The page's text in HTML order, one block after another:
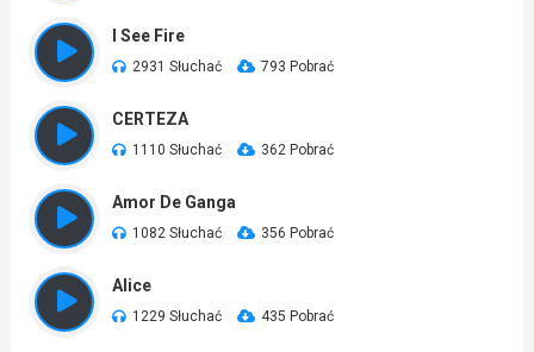
I See Fire
2931 Słuchać 793 Pobrać
CERTEZA
1110 Słuchać 362 Pobrać
Amor De Ganga
1082 Słuchać 356 Pobrać
Alice
1229 Słuchać 435 Pobrać